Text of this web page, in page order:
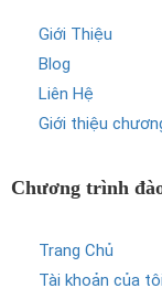
Giới Thiệu
Blog
Liên Hệ
Giới thiệu
Chương trình
Trang Chủ
Tài khoản của tôi